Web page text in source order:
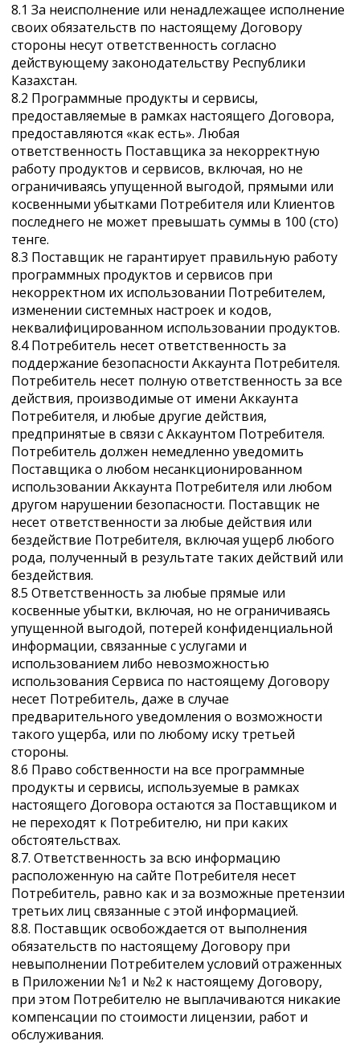
8.1 За неисполнение или ненадлежащее исполнение
своих обязательств по настоящему Договору
стороны несут ответственность согласно
действующему законодательству Республики
Казахстан.
8.2 Программные продукты и сервисы,
предоставляемые в рамках настоящего Договора,
предоставляются «как есть». Любая
ответственность Поставщика за некорректную
работу продуктов и сервисов, включая, но не
ограничиваясь упущенной выгодой, прямыми или
косвенными убытками Потребителя или Клиентов
последнего не может превышать суммы в 100 (сто)
тенге.
8.3 Поставщик не гарантирует правильную работу
программных продуктов и сервисов при
некорректном их использовании Потребителем,
изменении системных настроек и кодов,
неквалифицированном использовании продуктов.
8.4 Потребитель несет ответственность за
поддержание безопасности Аккаунта Потребителя.
Потребитель несет полную ответственность за все
действия, производимые от имени Аккаунта
Потребителя, и любые другие действия,
предпринятые в связи с Аккаунтом Потребителя.
Потребитель должен немедленно уведомить
Поставщика о любом несанкционированном
использовании Аккаунта Потребителя или любом
другом нарушении безопасности. Поставщик не
несет ответственности за любые действия или
бездействие Потребителя, включая ущерб любого
рода, полученный в результате таких действий или
бездействия.
8.5 Ответственность за любые прямые или
косвенные убытки, включая, но не ограничиваясь
упущенной выгодой, потерей конфиденциальной
информации, связанные с услугами и
использованием либо невозможностью
использования Сервиса по настоящему Договору
несет Потребитель, даже в случае
предварительного уведомления о возможности
такого ущерба, или по любому иску третьей
стороны.
8.6 Право собственности на все программные
продукты и сервисы, используемые в рамках
настоящего Договора остаются за Поставщиком и
не переходят к Потребителю, ни при каких
обстоятельствах.
8.7. Ответственность за всю информацию
расположенную на сайте Потребителя несет
Потребитель, равно как и за возможные претензии
третьих лиц связанные с этой информацией.
8.8. Поставщик освобождается от выполнения
обязательств по настоящему Договору при
невыполнении Потребителем условий отраженных
в Приложении №1 и №2 к настоящему Договору,
при этом Потребителю не выплачиваются никакие
компенсации по стоимости лицензии, работ и
обслуживания.